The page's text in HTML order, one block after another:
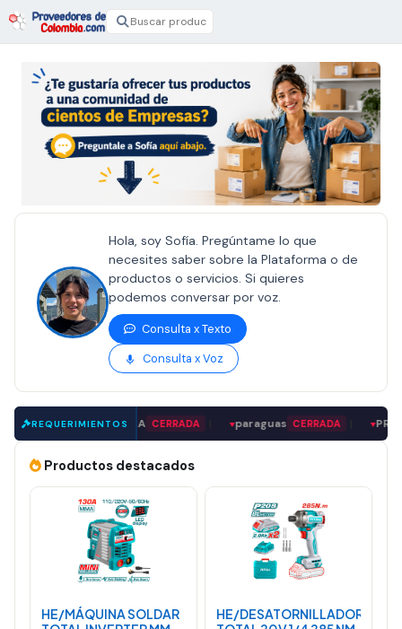
Hola, soy Sofía. Pregúntame lo que
necesites saber sobre la Plataforma o de
productos o servicios. Si quieres
podemos conversar por voz.
Consulta x Texto
Consulta x Voz
REQUERIMIENTOS
DE MADERA CERRADA | ▼paraguas CERRADA | ▼
Productos destacados
HE/MÁQUINA SOLDAR
HE/DESATORNILLADOR